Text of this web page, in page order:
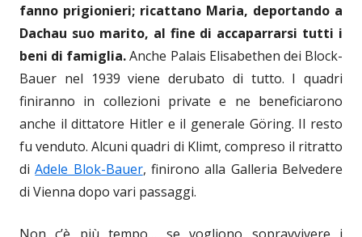
fanno prigionieri; ricattano Maria, deportando a
Dachau suo marito, al fine di accaparrarsi tutti i
beni di famiglia.Anche Palais Elisabethen dei Block-
Bauer nel 1939 viene derubato di tutto. I quadri
finiranno in collezioni private e ne beneficiarono
anche il dittatore Hitler e il generale Göring. Il resto
fu venduto. Alcuni quadri di Klimt, compreso il ritratto
diAdele Blok-Bauer, finirono alla Galleria Belvedere
di Vienna dopo vari passaggi.